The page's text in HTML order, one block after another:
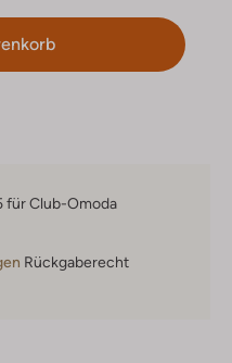
für Club-Omoda
Rückgaberecht